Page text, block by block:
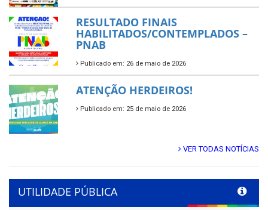
RESULTADO FINAIS
HABILITADOS/CONTEMPLADOS –
PNAB
Publicado em: 26 de maio de 2026
ATENÇÃO HERDEIROS!
Publicado em: 25 de maio de 2026
VER TODAS NOTÍCIAS
UTILIDADE PÚBLICA